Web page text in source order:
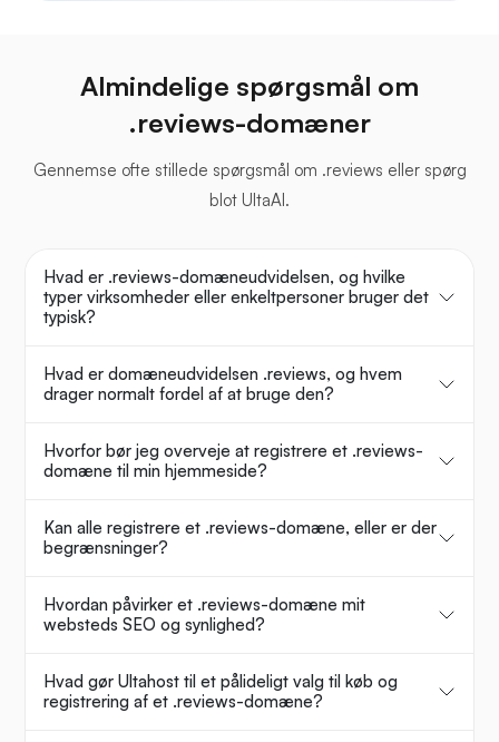
Almindelige spørgsmål om
.reviews-domæner
Gennemse ofte stillede spørgsmål om .reviews eller spørg
blot UltaAI.
Hvad er .reviews-domæneudvidelsen, og hvilke
typer virksomheder eller enkeltpersoner bruger det
typisk?
Hvad er domæneudvidelsen .reviews, og hvem
drager normalt fordel af at bruge den?
Hvorfor bør jeg overveje at registrere et .reviews-
domæne til min hjemmeside?
Kan alle registrere et .reviews-domæne, eller er der
begrænsninger?
Hvordan påvirker et .reviews-domæne mit
websteds SEO og synlighed?
Hvad gør Ultahost til et pålideligt valg til køb og
registrering af et .reviews-domæne?